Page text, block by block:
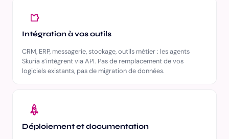
Intégration à vos outils
CRM, ERP, messagerie, stockage, outils métier : les agents
Skuria s’intègrent via API. Pas de remplacement de vos
logiciels existants, pas de migration de données.
Déploiement et documentation